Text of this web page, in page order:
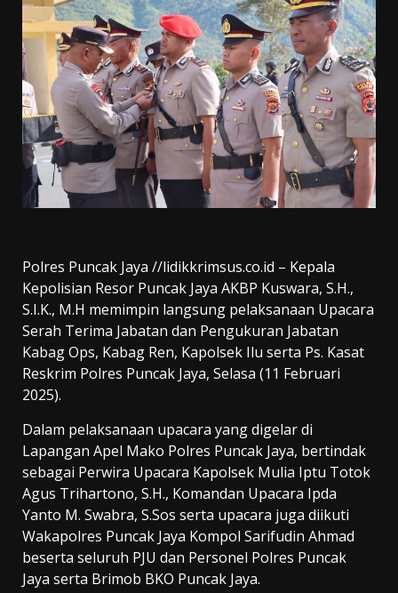
Polres Puncak Jaya //lidikkrimsus.co.id – Kepala
Kepolisian Resor Puncak Jaya AKBP Kuswara, S.H.,
S.I.K., M.H memimpin langsung pelaksanaan Upacara
Serah Terima Jabatan dan Pengukuran Jabatan
Kabag Ops, Kabag Ren, Kapolsek Ilu serta Ps. Kasat
Reskrim Polres Puncak Jaya, Selasa (11 Februari
2025).
Dalam pelaksanaan upacara yang digelar di
Lapangan Apel Mako Polres Puncak Jaya, bertindak
sebagai Perwira Upacara Kapolsek Mulia Iptu Totok
Agus Trihartono, S.H., Komandan Upacara Ipda
Yanto M. Swabra, S.Sos serta upacara juga diikuti
Wakapolres Puncak Jaya Kompol Sarifudin Ahmad
beserta seluruh PJU dan Personel Polres Puncak
Jaya serta Brimob BKO Puncak Jaya.